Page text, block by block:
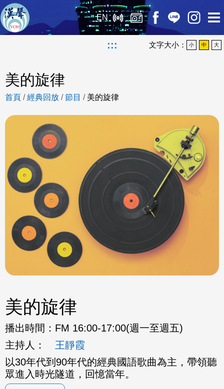
EN
::: 文字大小： 小 中 大
美的旋律
首頁 /經典回放 /節目 / 美的旋律
美的旋律
播出時間： FM 16:00-17:00(週一至週五)
主持人：
王靜霞
以30年代到90年代的經典國語歌曲為主，帶領聽
眾進入時光隧道，回憶當年。